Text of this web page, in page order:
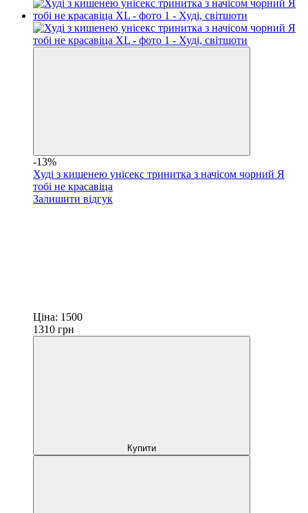
-13%
Худі з кишенею унісекс тринитка з начісом чорний Я
тобі не красавіца
Залишити відгук
Ціна: 1500
1310 грн
Купити